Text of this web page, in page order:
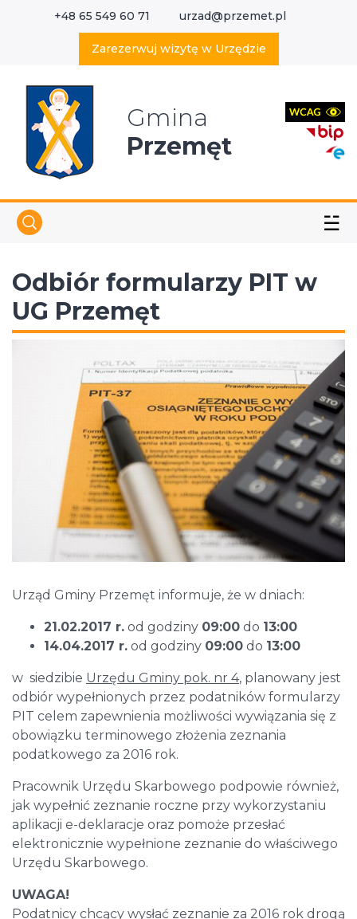
+48 65 549 60 71 urzad@przemet.pl
Zarezerwuj wizytę w Urzędzie
Gmina
Przemęt
☱
Odbiór formularzy PIT w
UG Przemęt
Urząd Gminy Przemęt informuje, że w dniach:
21.02.2017 r. od godziny 09:00 do 13:00
14.04.2017 r. od godziny 09:00 do 13:00
w siedzibie Urzędu Gminy pok. nr 4, planowany jest
odbiór wypełnionych przez podatników formularzy
PIT celem zapewnienia możliwości wywiązania się z
obowiązku terminowego złożenia zeznania
podatkowego za 2016 rok.
Pracownik Urzędu Skarbowego podpowie również,
jak wypełnić zeznanie roczne przy wykorzystaniu
aplikacji e-deklaracje oraz pomoże przesłać
elektronicznie wypełnione zeznanie do właściwego
Urzędu Skarbowego.
UWAGA!
Podatnicy chcący wysłać zeznanie za 2016 rok drogą
Wyszukaj w serwisie